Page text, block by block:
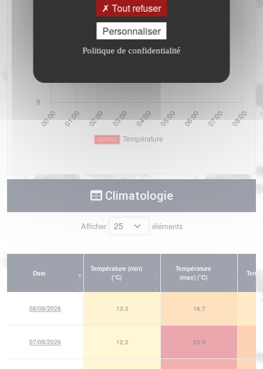
Climatologie
Afficher éléments
Date
Température (min)
(°C)
Température
(max) (°C)
08/08/2026 13.0 16.7
07/08/2026 12.0 25.9
Tout refuser
Personnaliser
Politique de confidentialité